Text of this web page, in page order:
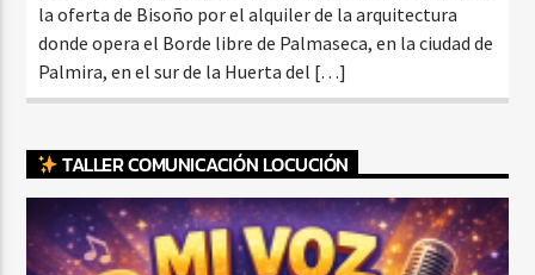
la oferta de Bisoño por el alquiler de la arquitectura
donde opera el Borde libre de Palmaseca, en la ciudad de
Palmira, en el sur de la Huerta del […]
TALLER COMUNICACIÓN LOCUCIÓN